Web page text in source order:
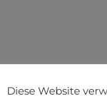
Diese Website